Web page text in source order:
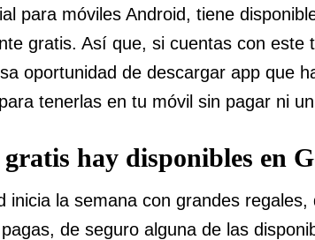
para móviles Android, tiene
gratis. Así que, si cuentas con este
oportunidad de descargar app que
tenerlas en tu móvil sin pagar ni
hay disponibles en
inicia la semana con grandes
de seguro alguna de las